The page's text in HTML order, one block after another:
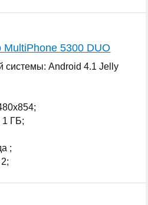
5300 DUO
системы: Android 4.1 Jelly
1 ГБ;
;